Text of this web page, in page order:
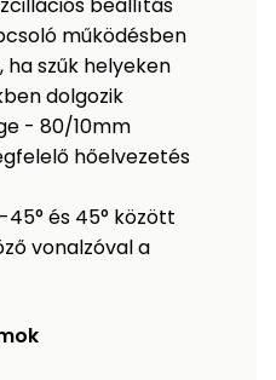
beállítás
működésben
szűk helyeken
dolgozik
- 80/10mm
hőelvezetés
és 45° között
vonalzóval a